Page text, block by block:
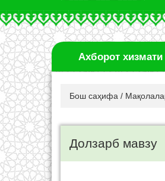
Ахборот хизмати
Бош саҳифа /
Долзарб мавзу